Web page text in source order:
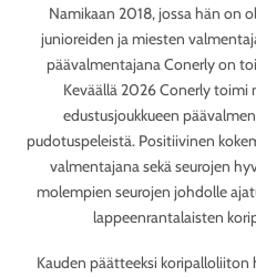
Namikaan 2018, jossa hän on
junioreiden ja miesten
päävalmentajana Conerly on
Keväällä 2026 Conerly toimi
edustusjoukkueen
pudotuspeleistä. Positiivinen
valmentajana sekä seurojen
molempien seurojen johdolle
lappeenrantalaisten
Kauden päätteeksi